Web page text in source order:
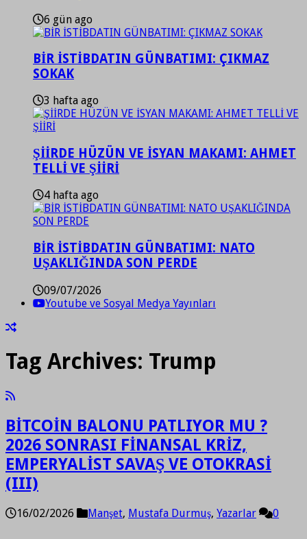
6 gün ago
BİR İSTİBDATIN GÜNBATIMI: ÇIKMAZ
SOKAK
3 hafta ago
ŞİİRDE HÜZÜN VE İSYAN MAKAMI: AHMET
TELLİ VE ŞİİRİ
4 hafta ago
BİR İSTİBDATIN GÜNBATIMI: NATO
UŞAKLIĞINDA SON PERDE
09/07/2026
Youtube ve Sosyal Medya Yayınları
Tag Archives: Trump
BİTCOİN BALONU PATLIYOR MU ?
2026 SONRASI FİNANSAL KRİZ,
EMPERYALİST SAVAŞ VE OTOKRASİ
(III)
16/02/2026 Manşet, Mustafa Durmuş, Yazarlar 0